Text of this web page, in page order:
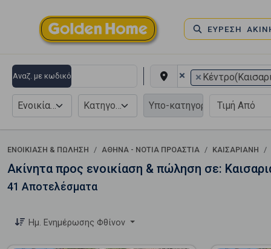
ΕΥΡΕΣΗ
Αναζ. με κωδικό × ×
ΕΝΟΙΚΊΑΣΗ & ΠΏΛΗΣΗ ΑΘΉΝΑ - ΝΌΤΙΑ ΠΡΟΆΣΤΙΑ ΚΑΙΣΑΡΙΑΝΉ
Ακίνητα προς ενοικίαση & πώληση σε:
41 Αποτελέσματα
Ημ. Ενημέρωσης Φθίνον